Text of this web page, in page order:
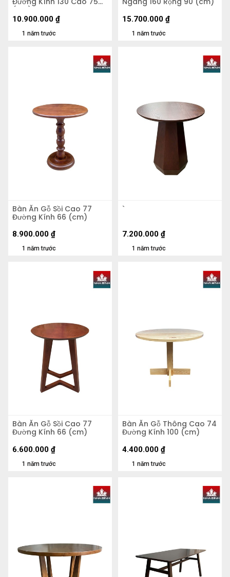
(cm)
1 năm trước
10.900.000 ₫
1 năm trước
15.700.000 ₫
Bàn Ăn Gỗ Sồi Cao 77
Đường Kính 66 (cm)
1 năm trước
8.900.000 ₫
`
1 năm trước
7.200.000 ₫
Bàn Ăn Gỗ Sồi Cao 77
Đường Kính 66 (cm)
1 năm trước
6.600.000 ₫
Bàn Ăn Gỗ Thông Cao 74
Đường Kính 100 (cm)
1 năm trước
4.400.000 ₫